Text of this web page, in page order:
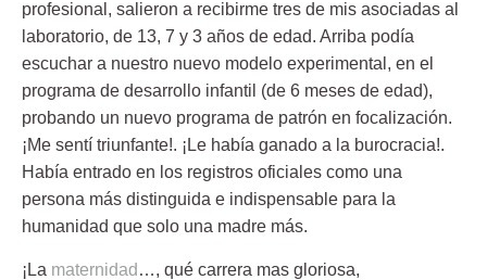
profesional , salieron a recibirme tres de mis asociadas al
laboratorio, de 13, 7 y 3 años de edad. Arriba podía
escuchar a nuestro nuevo modelo experimental, en el
programa de desarrollo infantil (de 6 meses de edad),
probando un nuevo programa de patrón en focalización.
¡Me sentí triunfante!. ¡Le había ganado a la burocracia!.
Había entrado en los registros oficiales como una
persona más distinguida e indispensable para la
humanidad que solo una madre más.
¡La maternidad …, qué carrera mas gloriosa,